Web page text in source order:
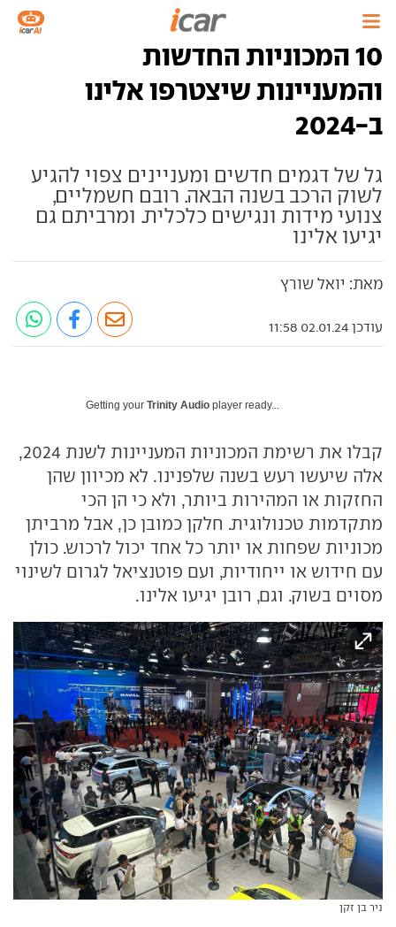
10 המכוניות החדשות
והמעניינות שיצטרפו אלינו
ב-2024
גל של דגמים חדשים ומעניינים צפוי להגיע
לשוק הרכב בשנה הבאה. רובם חשמליים,
צנועי מידות ונגישים כלכלית. ומרביתם גם
יגיעו אלינו
מאת: יואל שורץ
עודכן 02.01.24 11:58
Getting your Trinity Audio player ready...
קבלו את רשימת המכוניות המעניינות לשנת 2024,
אלה שיעשו רעש בשנה שלפנינו. לא מכיוון שהן
החזקות או המהירות ביותר, ולא כי הן הכי
מתקדמות טכנולוגית. חלקן כמובן כן, אבל מרביתן
מכוניות שפחות או יותר כל אחד יכול לרכוש. כולן
עם חידוש או ייחודיות, ועם פוטנציאל לגרום לשינוי
מסוים בשוק. וגם, רובן יגיעו אלינו.
ניר בן זקן